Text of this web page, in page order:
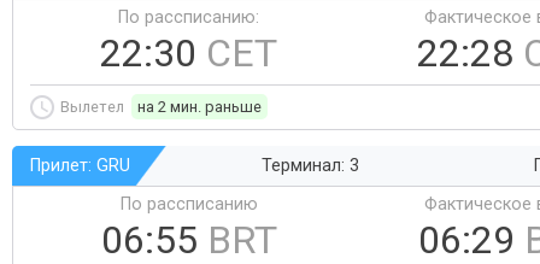
По рассписанию:
22:30 CET
Фактическое
22:28
Вылетел на 2 мин. раньше
Прилет: GRU Терминал: 3
По рассписанию
06:55 BRT
Фактическое
06:29